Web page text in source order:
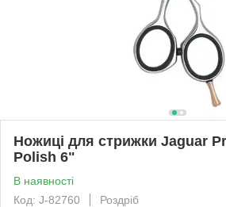
Ножиці для стрижки Jaguar
Polish 6"
В наявності
Код: J-82760
Роздріб